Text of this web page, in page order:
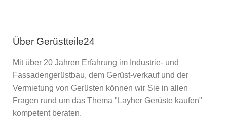
Über Gerüstteile24
Mit über 20 Jahren Erfahrung im Industrie- und
Fassadengerüstbau, dem Gerüst-verkauf und der
Vermietung von Gerüsten können wir Sie in allen
Fragen rund um das Thema "Layher Gerüste kaufen"
kompetent beraten.